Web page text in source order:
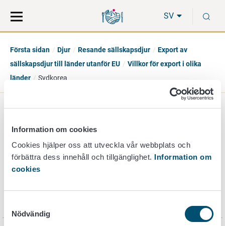
Information om cookies
Cookies hjälper oss att utveckla vår webbplats och
förbättra dess innehåll och tillgänglighet. Information om
cookies
Nödvändig
direkt
till
på
hela
SV
Första sidan Djur Resande sällskapsdjur
Export av
sällskapsdjur till länder utanför EU
Villkor för export i olika
länder
Sydkorea
Information on kraven på import av sällskapsdjur till
myndighetswebbplatsen the Animal and Plant Quarantine